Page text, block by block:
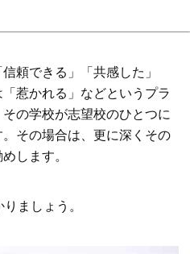
頼できる」「共感した」
「惹かれる」などというプラ
の学校が志望校のひとつに
その場合は、更に深くその
します。
ましょう。